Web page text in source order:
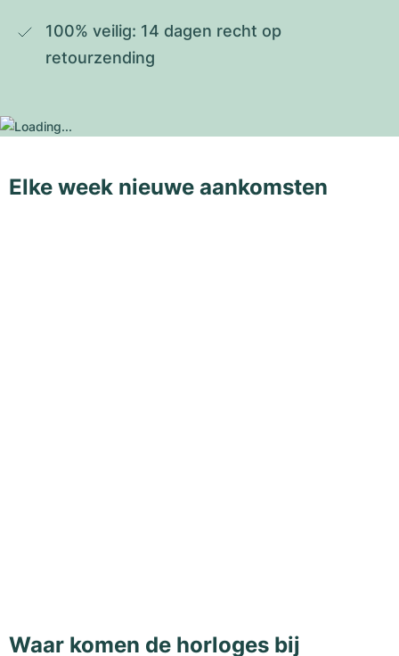
100% veilig: 14 dagen recht op
retourzending
Elke week nieuwe aankomsten
Waar komen de horloges bij